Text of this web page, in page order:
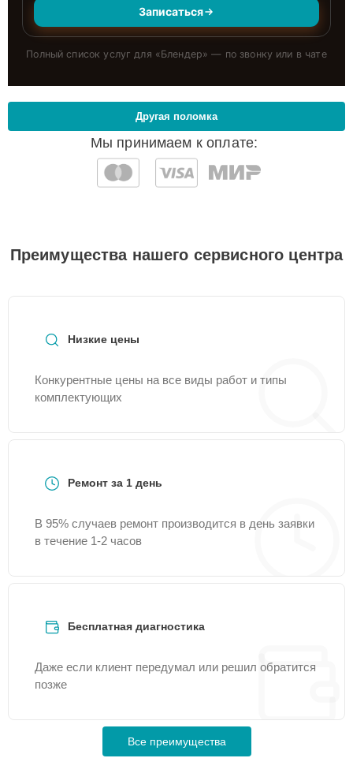
Записаться
Полный список услуг для «Блендер» — по звонку или в чате
Мы принимаем к оплате:
Другая поломка
Преимущества нашего сервисного центра
Низкие цены
Конкурентные цены на все виды работ и типы
комплектующих
Ремонт за 1 день
В 95% случаев ремонт производится в день заявки
в течение 1-2 часов
Бесплатная диагностика
Даже если клиент передумал или решил обратится
позже
Все преимущества